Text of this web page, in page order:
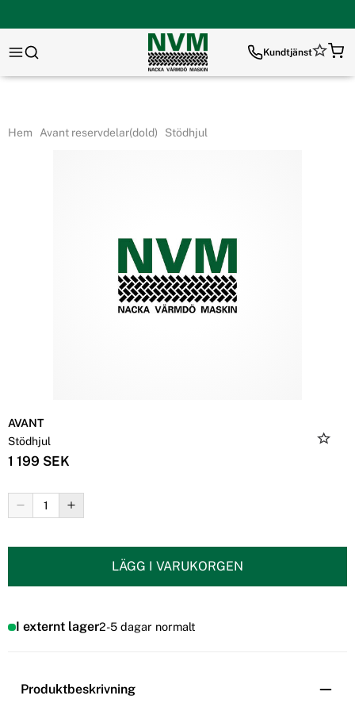
Kundtjänst
Hem Avant reservdelar(dold) Stödhjul
AVANT
Stödhjul
1 199 SEK
LÄGG I VARUKORGEN
I externt lager2-5 dagar normalt
Produktbeskrivning